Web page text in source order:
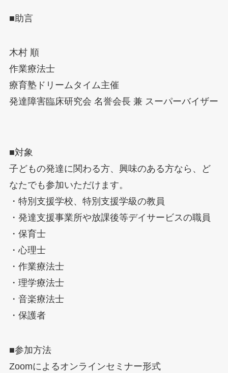
■助言
木村 順
作業療法士
療育塾ドリームタイム主催
発達障害臨床研究会 名誉会長 兼 スーパーバイザー
■対象
子どもの発達に関わる方、興味のある方なら、ど
なたでも参加いただけます。
・特別支援学校、特別支援学級の教員
・発達支援事業所や放課後等デイサービスの職員
・保育士
・心理士
・作業療法士
・理学療法士
・音楽療法士
・保護者
■参加方法
Zoomによるオンラインセミナー形式